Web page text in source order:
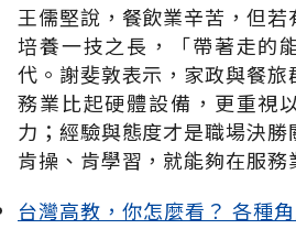
王儒堅說，餐飲業辛苦，但若
培養一技之長，「帶著走的
代。謝斐敦表示，家政與餐
務業比起硬體設備，更重視
力；經驗與態度才是職場決勝
肯操、肯學習，就能夠在服務
台灣高教，你怎麼看？ 各種